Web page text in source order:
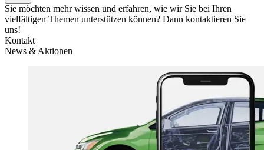
Sie möchten mehr wissen und erfahren, wie wir Sie bei Ihren
vielfältigen Themen unterstützen können? Dann kontaktieren Sie
uns!
Kontakt
News & Aktionen